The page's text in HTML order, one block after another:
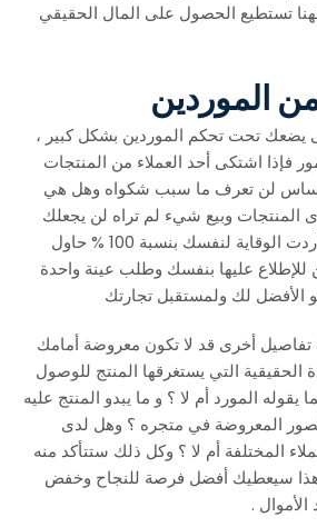
تستطيع الحصول على المال الحقيقي
الموردين
يضعك تحت تحكم الموردين بشكل كبير ،
فإذا اشتكى أحد العملاء من المنتجات
لن تعرف ما سبب شكواه وهل هي
المنتجات وبيع شيء لم تراه لن يجعلك
متأكد من قيمته ، لذا إذا أردت الوقاية لنفسك بنسبة 100 % حاول
عليها بنفسك وطلب عينة واحدة
الأفضل لك ولمستقبل تجارتك
تفاصيل أخرى قد لا تكون معروضة أمامك
التي يستغرقها المنتج للوصول
المورد أم لا ؟ و ما يبدو المنتج عليه
المعروضة في متجره ؟ وهل لدى
المختلفة أم لا ؟ وكل ذلك ستتأكد منه
سيعطيك أفضل فرصة للنجاح وخفض
الأموال .